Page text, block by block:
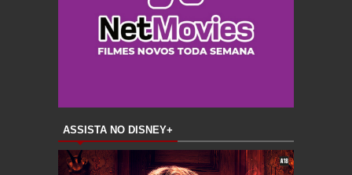
ASSISTA NO DISNEY+